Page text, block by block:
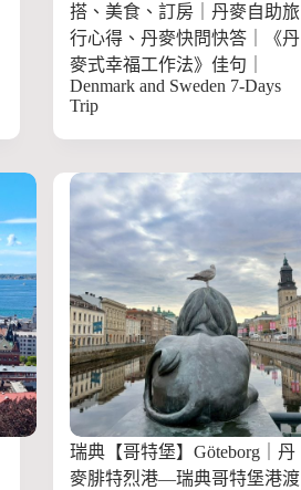
搭、美食、訂房｜丹麥自助旅
行心得、丹麥快問快答｜《丹
麥式幸福工作法》佳句｜
Denmark and Sweden 7-Days
Trip
瑞典【哥特堡】Göteborg｜丹
麥腓特烈港—瑞典哥特堡港渡